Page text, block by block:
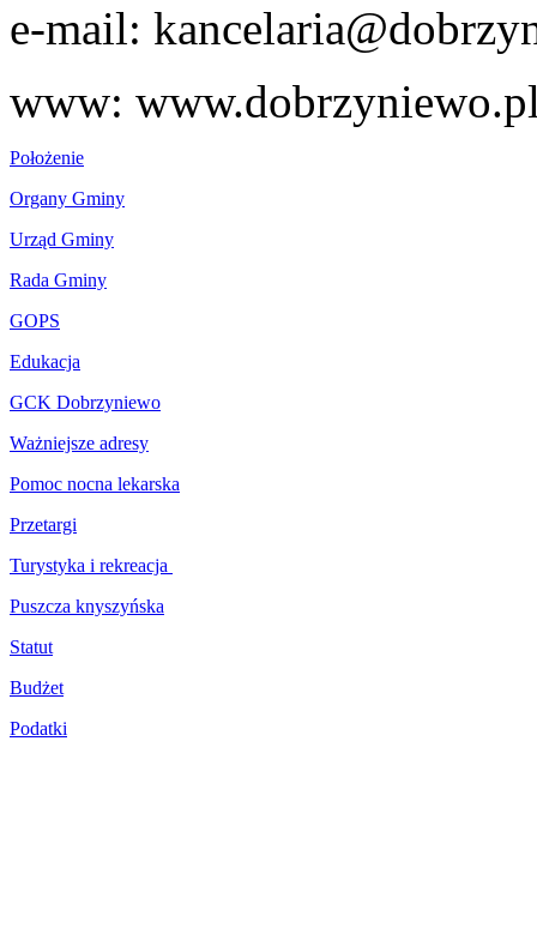
e-mail:
www:
Położenie
Organy Gminy
Urząd Gminy
Rada Gminy
GOPS
Edukacja
GCK Dobrzyniewo
Ważniejsze adresy
Pomoc nocna lekarska
Przetargi
Turystyka i rekreacja
Puszcza knyszyńska
Statut
Budżet
Podatki